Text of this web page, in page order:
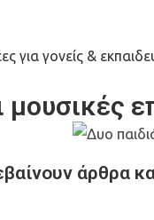
για γονείς &
άρθρα